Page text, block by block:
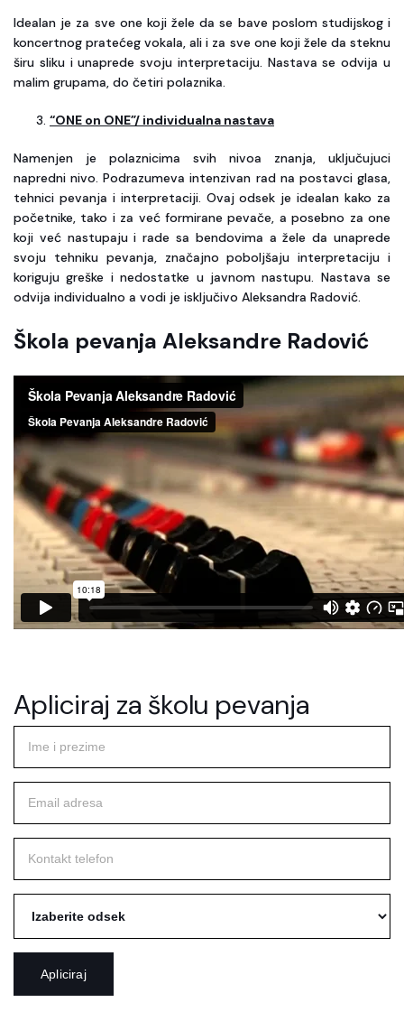
Idealan je za sve one koji žele da se bave poslom studijskog i
koncertnog pratećeg vokala, ali i za sve one koji žele da steknu
širu sliku i unaprede svoju interpretaciju. Nastava se odvija u
malim grupama, do četiri polaznika.
“ONE on ONE”/ individualna nastava
Namenjen je polaznicima svih nivoa znanja, uključujuci
napredni nivo. Podrazumeva intenzivan rad na postavci glasa,
tehnici pevanja i interpretaciji. Ovaj odsek je idealan kako za
početnike, tako i za već formirane pevače, a posebno za one
koji već nastupaju i rade sa bendovima a žele da unaprede
svoju tehniku pevanja, značajno poboljšaju interpretaciju i
koriguju greške i nedostatke u javnom nastupu. Nastava se
odvija individualno a vodi je isključivo Aleksandra Radović.
Škola pevanja Aleksandre Radović
Apliciraj za školu pevanja
Apliciraj